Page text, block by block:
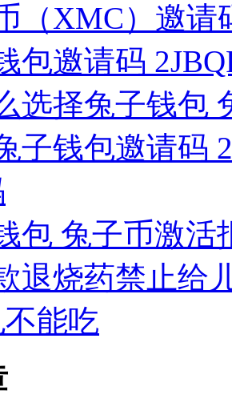
（XMC）邀请
包邀请码
选择兔子钱包
子钱包邀请码
包 兔子币激活
退烧药禁止给
能吃